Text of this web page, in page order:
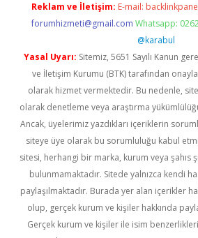
Reklam ve İletişim: E-mail:
forumhizmeti@gmail.com Whatsapp:
@karabul
Yasal Uyarı: Sitemiz, 5651 Sayılı Kanun
ve İletişim Kurumu (BTK) tarafından
olarak hizmet vermektedir. Bu nedenle,
olarak denetleme veya araştırma
Ancak, üyelerimiz yazdıkları içeriklerin
siteye üye olarak bu sorumluluğu kabul
sitesi, herhangi bir marka, kurum veya şahıs
bulunmamaktadır. Sitede yalnızca kendi
paylaşılmaktadır. Burada yer alan içerikler
olup, gerçek kurum ve kişiler hakkında
Gerçek kurum ve kişiler ile isim